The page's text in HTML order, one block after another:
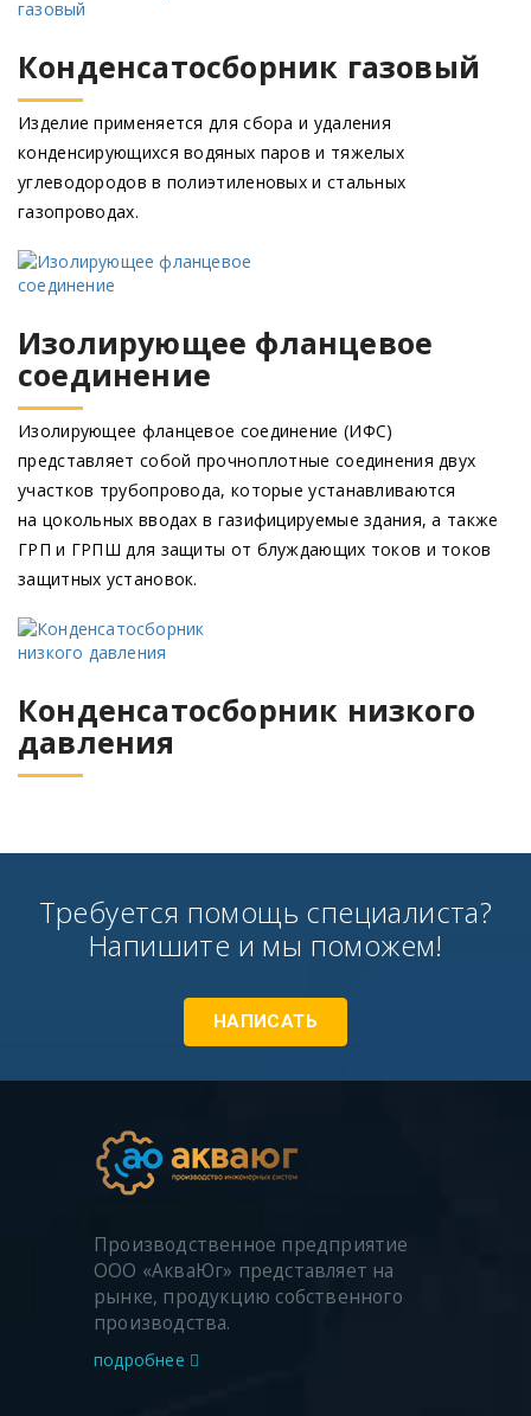
Конденсатосборник газовый
Изделие применяется для сбора и удаления
конденсирующихся водяных паров и тяжелых
углеводородов в полиэтиленовых и стальных
газопроводах.
Изолирующее фланцевое
соединение
Изолирующее фланцевое соединение (ИФС)
представляет собой прочноплотные соединения двух
участков трубопровода, которые устанавливаются
на цокольных вводах в газифицируемые здания, а также
ГРП и ГРПШ для защиты от блуждающих токов и токов
защитных установок.
Конденсатосборник низкого
давления
Требуется помощь специалиста?
Напишите и мы поможем!
НАПИСАТЬ
Производственное предприятие
ООО «АкваЮг» представляет на
рынке, продукцию собственного
производства.
подробнее